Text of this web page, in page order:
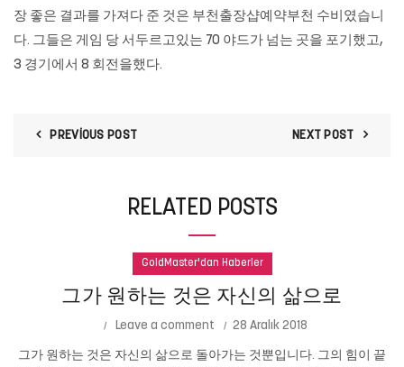
장 좋은 결과를 가져다 준 것은 부천출장샵예약부천 수비였습니
다. 그들은 게임 당 서두르고있는 70 야드가 넘는 곳을 포기했고,
3 경기에서 8 회전을했다.
PREVIOUS POST NEXT POST
RELATED POSTS
GoldMaster'dan Haberler
그가 원하는 것은 자신의 삶으로
Leave a comment 28 Aralık 2018
그가 원하는 것은 자신의 삶으로 돌아가는 것뿐입니다. 그의 힘이 끝